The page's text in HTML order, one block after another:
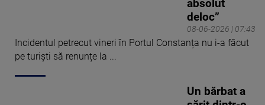
08-06-2026 | 07:43
absolut
deloc”
Incidentul petrecut vineri în Portul Constanța nu i-a făcut
pe turiști să renunțe la ...
Un bărbat a